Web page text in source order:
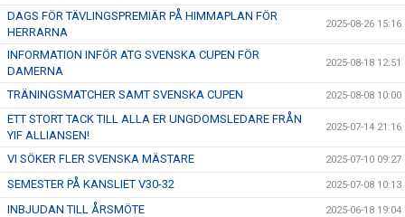
DAGS FÖR TÄVLINGSPREMIÄR PÅ HIMMAPLAN FÖR
HERRARNA
2025-08-26 15:16
INFORMATION INFÖR ATG SVENSKA CUPEN FÖR
DAMERNA
2025-08-18 12:51
TRÄNINGSMATCHER SAMT SVENSKA CUPEN 2025-08-08 10:00
ETT STORT TACK TILL ALLA ER UNGDOMSLEDARE FRÅN
YIF ALLIANSEN!
2025-07-14 21:16
VI SÖKER FLER SVENSKA MÄSTARE 2025-07-10 09:27
SEMESTER PÅ KANSLIET V30-32 2025-07-08 10:13
INBJUDAN TILL ÅRSMÖTE 2025-06-18 19:04